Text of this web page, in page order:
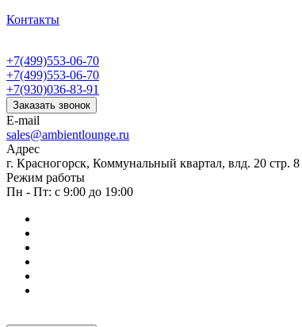
Контакты
+7(499)553-06-70
+7(499)553-06-70
+7(930)036-83-91
Заказать звонок
E-mail
sales@ambientlounge.ru
Адрес
г. Красногорск, Коммунальный квартал, влд. 20 стр. 8
Режим работы
Пн - Пт: с 9:00 до 19:00